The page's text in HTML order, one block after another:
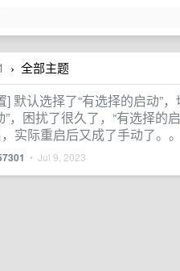
› 全部主题
默认选择了“有选择的启动”
”，困扰了很久了，“有选择
实际重启后又成了手动了。。
• Jul 9, 2023